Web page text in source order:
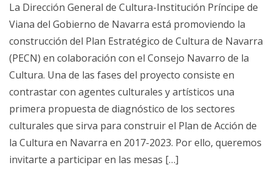
La Dirección General de Cultura-Institución Príncipe de
Viana del Gobierno de Navarra está promoviendo la
construcción del Plan Estratégico de Cultura de Navarra
(PECN) en colaboración con el Consejo Navarro de la
Cultura. Una de las fases del proyecto consiste en
contrastar con agentes culturales y artísticos una
primera propuesta de diagnóstico de los sectores
culturales que sirva para construir el Plan de Acción de
la Cultura en Navarra en 2017-2023. Por ello, queremos
invitarte a participar en las mesas […]